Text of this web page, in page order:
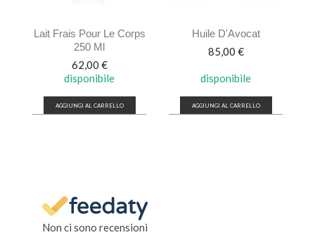
Lait Frais Pour Le Corps
250 Ml
Prezzo
62,00 €
disponibile
AGGIUNGI AL CARRELLO
Huile D'Avocat
Prezzo
85,00 €
disponibile
AGGIUNGI AL CARRELLO
Non ci sono recensioni